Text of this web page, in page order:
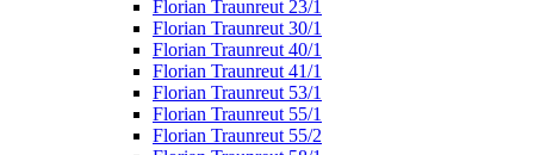
Florian Traunreut 23/1
Florian Traunreut 30/1
Florian Traunreut 40/1
Florian Traunreut 41/1
Florian Traunreut 53/1
Florian Traunreut 55/1
Florian Traunreut 55/2